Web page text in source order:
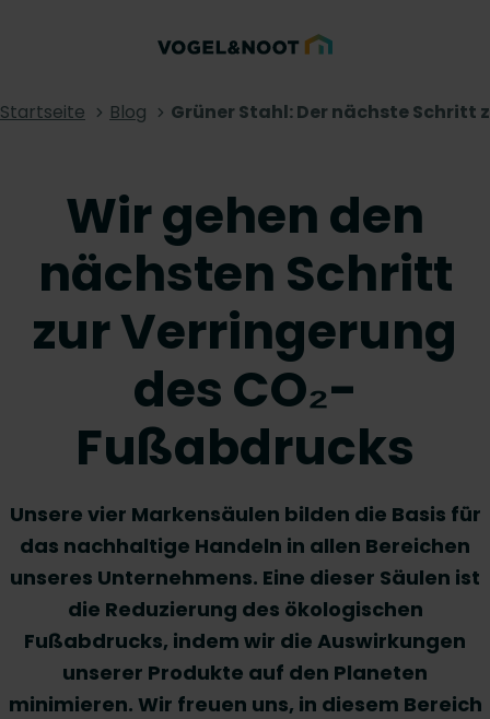
Startseite Blog Grüner Stahl: Der nächste Schritt
Wir gehen den
nächsten Schritt
zur Verringerung
des CO₂-
Fußabdrucks
Unsere vier Markensäulen bilden die Basis für
das nachhaltige Handeln in allen Bereichen
unseres Unternehmens. Eine dieser Säulen ist
die Reduzierung des ökologischen
Fußabdrucks, indem wir die Auswirkungen
unserer Produkte auf den Planeten
minimieren. Wir freuen uns, in diesem Bereich